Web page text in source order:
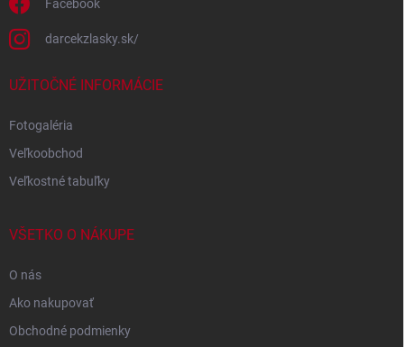
Facebook
darcekzlasky.sk/
UŽITOČNÉ INFORMÁCIE
Fotogaléria
Veľkoobchod
Veľkostné tabuľky
VŠETKO O NÁKUPE
O nás
Ako nakupovať
Obchodné podmienky